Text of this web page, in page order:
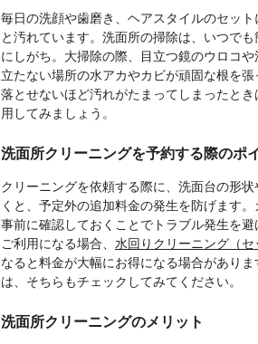
毎日の洗顔や歯磨き、ヘアスタイルのセッ
と汚れています。洗面所の掃除は、いつで
にしがち。大掃除の際、目立つ鏡のウロコ
立たない場所の水アカやカビが頑固な根を
落とせないほど汚れがたまってしまったと
用してみましょう。
洗面所クリーニングを予約する際のポ
クリーニングを依頼する際に、洗面台の形
くと、予定外の追加料金の発生を防げます
事前に確認しておくことでトラブル発生を避
ご利用になる場合、 水回りクリーニング（セ
なると料金が大幅にお得になる場合があり
は、そちらもチェックしてみてください。
洗面所クリーニングのメリット